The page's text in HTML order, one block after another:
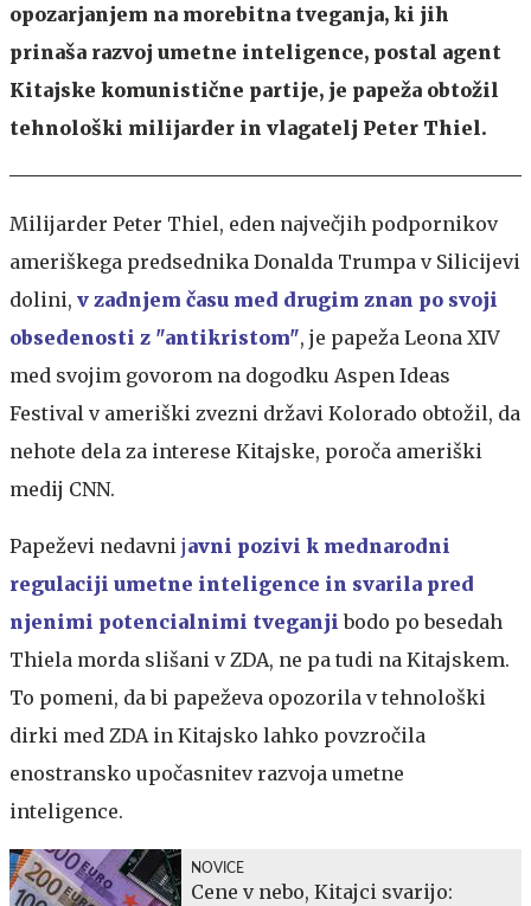
opozarjanjem na morebitna tveganja, ki jih
prinaša razvoj umetne inteligence, postal agent
Kitajske komunistične partije, je papeža obtožil
tehnološki milijarder in vlagatelj Peter Thiel.
Milijarder Peter Thiel, eden največjih podpornikov
ameriškega predsednika Donalda Trumpa v Silicijevi
dolini, v zadnjem času med drugim znan po svoji
obsedenosti z "antikristom", je papeža Leona XIV
med svojim govorom na dogodku Aspen Ideas
Festival v ameriški zvezni državi Kolorado obtožil, da
nehote dela za interese Kitajske, poroča ameriški
medij CNN.
Papeževi nedavni javni pozivi k mednarodni
regulaciji umetne inteligence in svarila pred
njenimi potencialnimi tveganjibodo po besedah
Thiela morda slišani v ZDA, ne pa tudi na Kitajskem.
To pomeni, da bi papeževa opozorila v tehnološki
dirki med ZDA in Kitajsko lahko povzročila
enostransko upočasnitev razvoja umetne
inteligence.
NOVICE
Cene v nebo, Kitajci svarijo: